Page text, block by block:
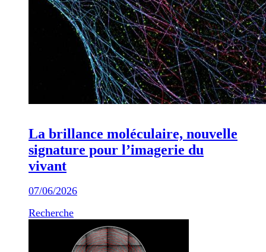
La brillance moléculaire, nouvelle
signature pour l’imagerie du
vivant
07/06/2026
Recherche